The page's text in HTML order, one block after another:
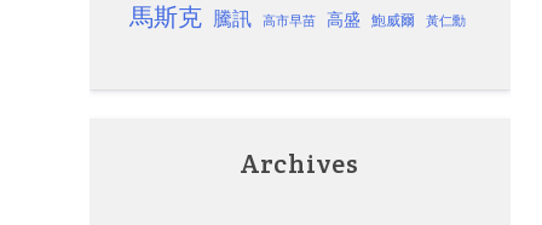
馬斯克 騰訊 高市早苗 高盛 鮑威爾 黃仁勳
Archives